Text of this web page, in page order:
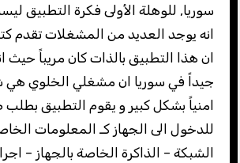
سوريا, للوهلة الأولى فكرة التطبيق
انه يوجد العديد من المشغلات تقدم
ان هذا التطبيق بالذات كان مريباً
جيداً في سوريا ان مشغلي الخلوي هي
امنياً بشكل كبير و يقوم التطبيق
للدخول الى الجهاز كـ المعلومات
الشبكة – الذاكرة الخاصة بالجهاز –